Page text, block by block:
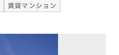
賃貸マンション